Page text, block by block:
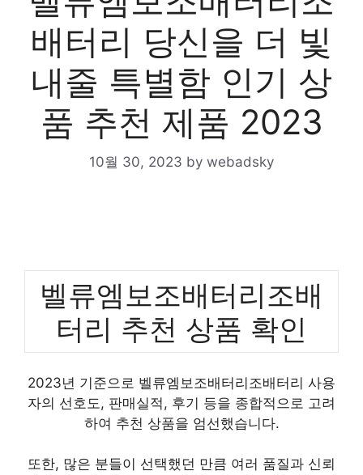
배터리 당신을 더 빛
내줄 특별함 인기 상
품 추천 제품 2023
10월 30, 2023 by webadsky
벨류엠보조배터리조배
터리 추천 상품 확인
2023년 기준으로 벨류엠보조배터리조배터리 사용
자의 선호도, 판매실적, 후기 등을 종합적으로 고려
하여 추천 상품을 엄선했습니다.
또한, 많은 분들이 선택했던 만큼 여러 품질과 신뢰